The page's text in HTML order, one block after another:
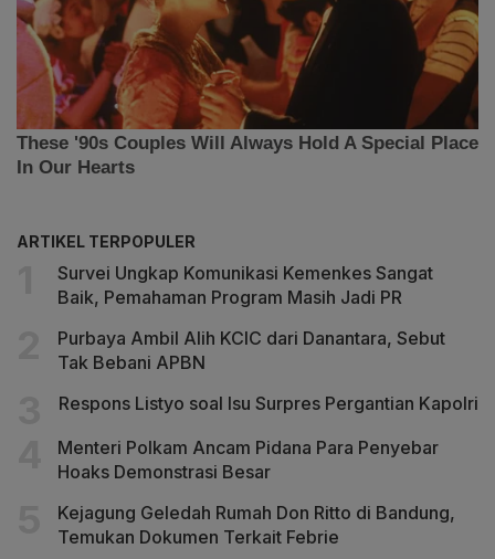
ARTIKEL TERPOPULER
Survei Ungkap Komunikasi Kemenkes Sangat
Baik, Pemahaman Program Masih Jadi PR
Purbaya Ambil Alih KCIC dari Danantara, Sebut
Tak Bebani APBN
Respons Listyo soal Isu Surpres Pergantian Kapolri
Menteri Polkam Ancam Pidana Para Penyebar
Hoaks Demonstrasi Besar
Kejagung Geledah Rumah Don Ritto di Bandung,
Temukan Dokumen Terkait Febrie